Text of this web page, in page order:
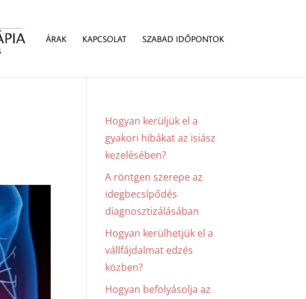
ÁRAK KAPCSOLAT SZABAD IDŐPONTOK
Hogyan kerüljük el a
gyakori hibákat az isiász
kezelésében?
A röntgen szerepe az
idegbecsípődés
diagnosztizálásában
Hogyan kerülhetjük el a
vállfájdalmat edzés
közben?
Hogyan befolyásolja az